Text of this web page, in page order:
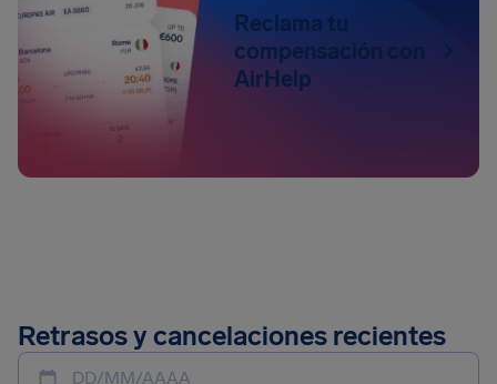
Reclama tu
compensación con
AirHelp
Retrasos y cancelaciones recientes
DD/MM/AAAA